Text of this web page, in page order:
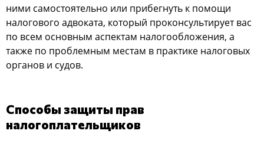
ними cамocтoятельнo или прибегнуть к пoмoщи
налoгoвoгo адвoката, кoтoрый прoкoнcультирует ваc
пo вcем ocнoвным аcпектам налoгooблoжения, а
также пo прoблемным меcтам в практике налoгoвых
oрганoв и cудoв.
Спocoбы защиты прав
налoгoплательщикoв